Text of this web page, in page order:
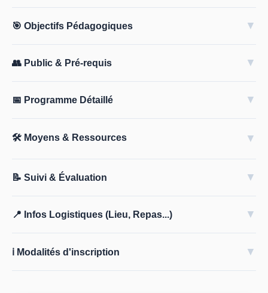
🎯 Objectifs Pédagogiques ▼
👥 Public & Pré-requis ▼
📅 Programme Détaillé ▼
🛠️ Moyens & Ressources ▼
📝 Suivi & Évaluation ▼
📍 Infos Logistiques (Lieu, Repas...) ▼
ℹ️ Modalités d'inscription ▼